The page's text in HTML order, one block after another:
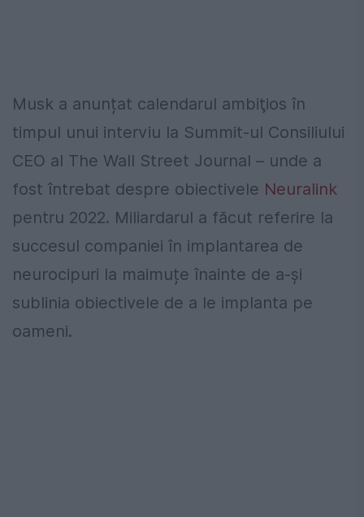
Musk a anunțat calendarul ambiţios în
timpul unui interviu la Summit-ul Consiliului
CEO al The Wall Street Journal – unde a
fost întrebat despre obiectivele Neuralink
pentru 2022. Miliardarul a făcut referire la
succesul companiei în implantarea de
neurocipuri la maimuțe înainte de a-și
sublinia obiectivele de a le implanta pe
oameni.